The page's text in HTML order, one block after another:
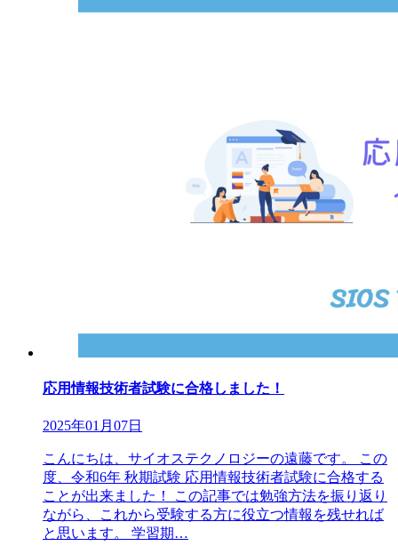
応用情報技術者試験に合格しました！
2025年01月07日
こんにちは、サイオステクノロジーの遠藤です。 この
度、令和6年 秋期試験 応用情報技術者試験に合格する
ことが出来ました！ この記事では勉強方法を振り返り
ながら、これから受験する方に役立つ情報を残せれば
と思います。 学習期…